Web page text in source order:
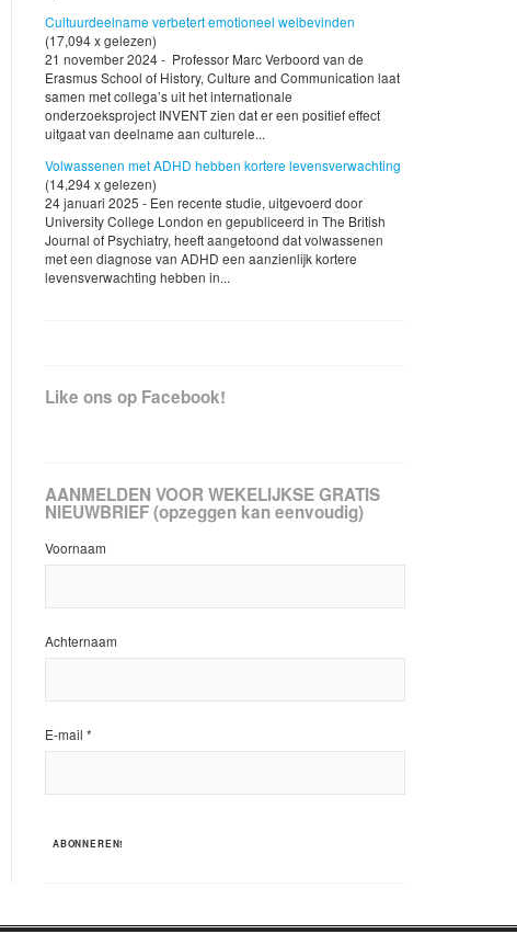
Cultuurdeelname verbetert emotioneel welbevinden
(17,094 x gelezen)
21 november 2024 - Professor Marc Verboord van de
Erasmus School of History, Culture and Communication laat
samen met collega’s uit het internationale
onderzoeksproject INVENT zien dat er een positief effect
uitgaat van deelname aan culturele...
Volwassenen met ADHD hebben kortere levensverwachting
(14,294 x gelezen)
24 januari 2025 - Een recente studie, uitgevoerd door
University College London en gepubliceerd in The British
Journal of Psychiatry, heeft aangetoond dat volwassenen
met een diagnose van ADHD een aanzienlijk kortere
levensverwachting hebben in...
Like ons op Facebook!
AANMELDEN VOOR WEKELIJKSE GRATIS
NIEUWBRIEF (opzeggen kan eenvoudig)
Voornaam
Achternaam
E-mail *